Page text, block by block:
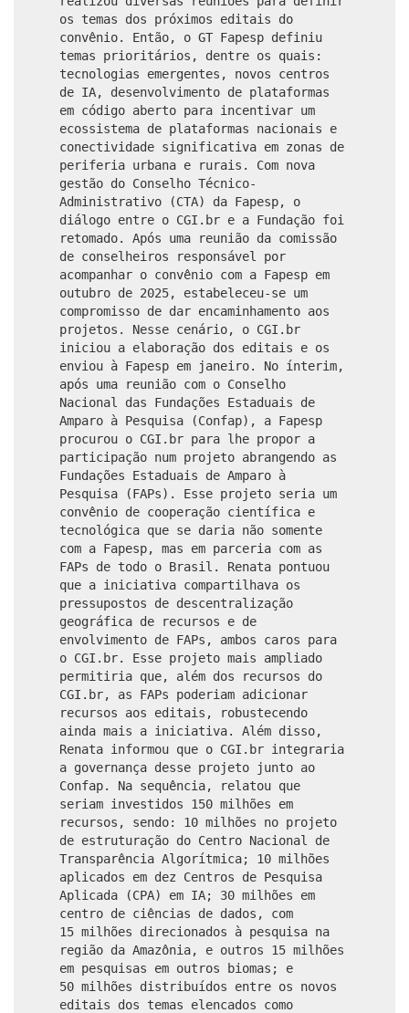
os temas dos próximos editais do
convênio. Então, o GT Fapesp definiu
temas prioritários, dentre os quais:
tecnologias emergentes, novos centros
de IA, desenvolvimento de plataformas
em código aberto para incentivar um
ecossistema de plataformas nacionais e
conectividade significativa em zonas de
periferia urbana e rurais. Com nova
gestão do Conselho Técnico-
Administrativo (CTA) da Fapesp, o
diálogo entre o CGI.br e a Fundação foi
retomado. Após uma reunião da comissão
de conselheiros responsável por
acompanhar o convênio com a Fapesp em
outubro de 2025, estabeleceu-se um
compromisso de dar encaminhamento aos
projetos. Nesse cenário, o CGI.br
iniciou a elaboração dos editais e os
enviou à Fapesp em janeiro. No ínterim,
após uma reunião com o Conselho
Nacional das Fundações Estaduais de
Amparo à Pesquisa (Confap), a Fapesp
procurou o CGI.br para lhe propor a
participação num projeto abrangendo as
Fundações Estaduais de Amparo à
Pesquisa (FAPs). Esse projeto seria um
convênio de cooperação científica e
tecnológica que se daria não somente
com a Fapesp, mas em parceria com as
FAPs de todo o Brasil. Renata pontuou
que a iniciativa compartilhava os
pressupostos de descentralização
geográfica de recursos e de
envolvimento de FAPs, ambos caros para
o CGI.br. Esse projeto mais ampliado
permitiria que, além dos recursos do
CGI.br, as FAPs poderiam adicionar
recursos aos editais, robustecendo
ainda mais a iniciativa. Além disso,
Renata informou que o CGI.br integraria
a governança desse projeto junto ao
Confap. Na sequência, relatou que
seriam investidos 150 milhões em
recursos, sendo: 10 milhões no projeto
de estruturação do Centro Nacional de
Transparência Algorítmica; 10 milhões
aplicados em dez Centros de Pesquisa
Aplicada (CPA) em IA; 30 milhões em
centro de ciências de dados, com
15 milhões direcionados à pesquisa na
região da Amazônia, e outros 15 milhões
em pesquisas em outros biomas; e
50 milhões distribuídos entre os novos
editais dos temas elencados como